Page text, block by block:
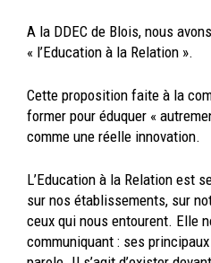
A la DDEC de Blois, nous
« l’Education à la Relation ».
Cette proposition faite à la
former pour éduquer «
comme une réelle innovation.
L’Education à la Relation est
sur nos établissements, sur
ceux qui nous entourent. Elle
communiquant : ses